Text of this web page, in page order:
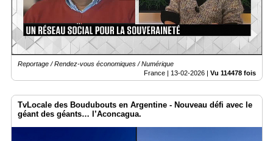
Reportage / Rendez-vous économiques / Numérique
France | 13-02-2026 | Vu 114478 fois
TvLocale des Boudubouts en Argentine - Nouveau défi avec le
géant des géants… l’Aconcagua.